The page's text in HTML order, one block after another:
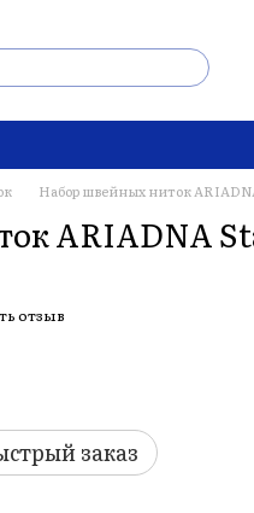
Набор швейных ниток
ARIADNA
отзыв
заказ